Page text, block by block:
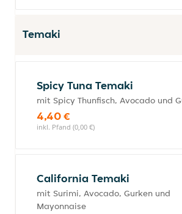
Temaki
Spicy Tuna Temaki
mit Spicy Thunfisch, Avocado und
4,40 €
inkl. Pfand (0,00 €)
California Temaki
mit Surimi, Avocado, Gurken und
Mayonnaise